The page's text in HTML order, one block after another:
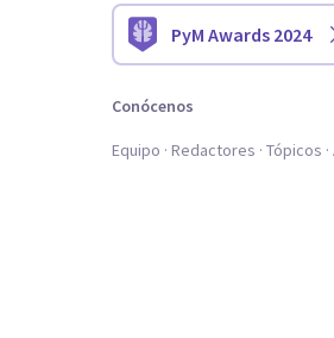
PyM Awards 2024
Conócenos
Equipo Redactores Tópicos